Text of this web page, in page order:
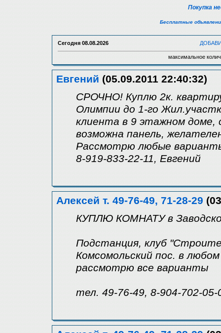
Покупка
Бесплатные
Сегодня 08.08.2026
максимальное
Евгений (05.09.2011 22:40:32)
СРОЧНО! Куплю 2к.
Олимпии до 1-го
клиента в 9 этажном доме,
возможна панель,
Рассмотрю любые
8-919-833-22-11, Евгений
Алексей т. 49-76-49, 71-28-29
КУПЛЮ КОМНАТУ в
Подстанция, клуб
Комсомольский пос. в
рассмотрю все варианты
тел. 49-76-49, 8-904-702-05-